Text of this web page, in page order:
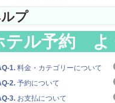
プ
テル予約 よ
1. 料金・カテゴリーについて
2. 予約について
3. お支払について